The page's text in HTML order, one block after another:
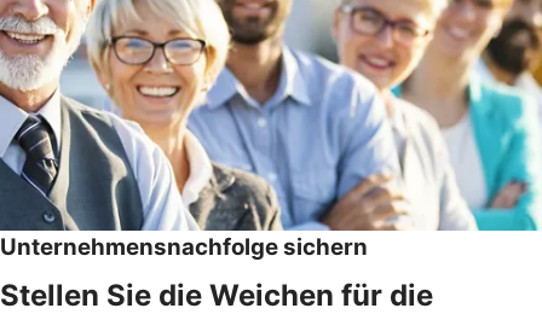
Unternehmensnachfolge sichern
Stellen Sie die Weichen für die